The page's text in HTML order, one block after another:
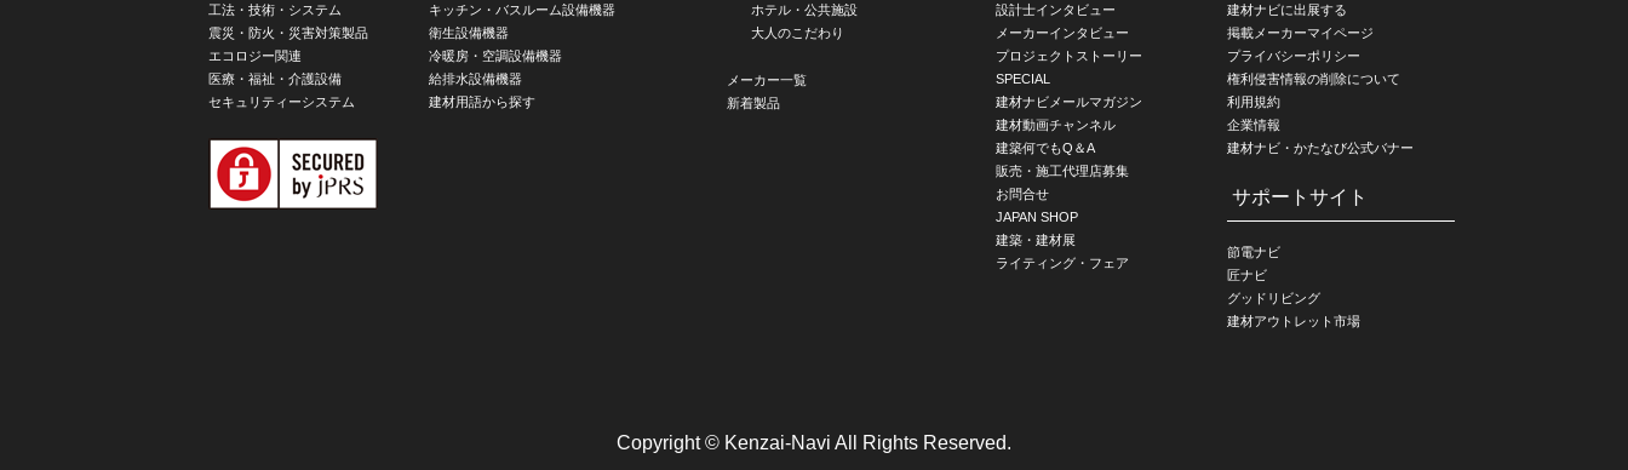
工法・技術・システム
震災・防火・災害対策製品
エコロジー関連
医療・福祉・介護設備
セキュリティーシステム
キッチン・バスルーム設備機器
衛生設備機器
冷暖房・空調設備機器
給排水設備機器
建材用語から探す
ホテル・公共施設
大人のこだわり
メーカー一覧
新着製品
設計士インタビュー
メーカーインタビュー
プロジェクトストーリー
SPECIAL
建材ナビメールマガジン
建材動画チャンネル
建築何でもQ＆A
販売・施工代理店募集
お問合せ
JAPAN SHOP
建築・建材展
ライティング・フェア
建材ナビに出展する
掲載メーカーマイページ
プライバシーポリシー
権利侵害情報の削除について
利用規約
企業情報
建材ナビ・かたなび公式バナー
サポートサイト
節電ナビ
匠ナビ
グッドリビング
建材アウトレット市場
Copyright © Kenzai-Navi All Rights Reserved.